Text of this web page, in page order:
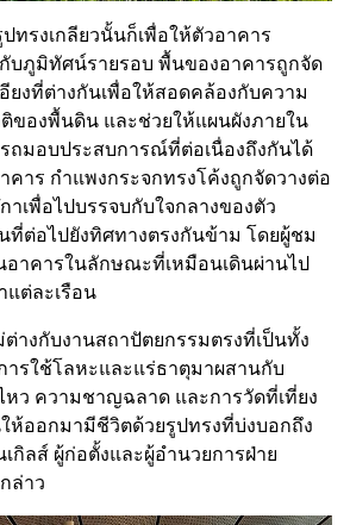
ทรงเกลียวนั้นก็เพื่อให้ตัวอาคาร
บภูมิทัศน์รายรอบ พื้นของอาคารถูกจัด
ยงที่ต่างกันเพื่อให้สอดคล้องกับความ
ของพื้นดิน และช่วยให้แผนผังภายใน
มอบประสบการณ์ที่ต่อเนื่องถึงกันได้
คาร กำแพงกระจกทรงโค้งถูกจัดวางต่อ
เพื่อไปบรรจบกับใจกลางของตัว
ที่ต่อไปยังทิศทางตรงกันข้าม โดยผู้ชม
อาคารในลักษณะที่เหมือนเดินผ่านไป
แต่ละเรือน
างกับงานสถาปัตยกรรมตรงที่เป็นทั้ง
รใช้โลหะและแร่ธาตุมาผสานกับ
หว ความชาญฉลาด และการวัดที่เที่ยง
ให้ออกมามีชีวิตด้วยรูปทรงที่บ่งบอกถึง
เกิลส์ ผู้ก่อตั้งและผู้อำนวยการฝ่าย
ล่าว